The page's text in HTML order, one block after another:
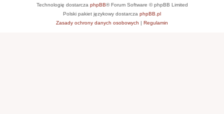
Technologię dostarcza phpBB® Forum Software © phpBB Limited
Polski pakiet językowy dostarcza phpBB.pl
Zasady ochrony danych osobowych | Regulamin